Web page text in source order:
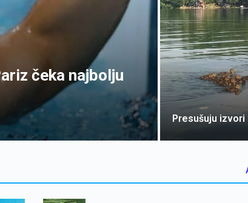
čeka najbolju
Presušuju